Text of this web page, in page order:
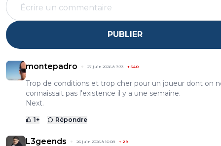
PUBLIER
montepadro 27 juin 2026 à 7:33 + 540
Trop de conditions et trop cher pour un joueur dont on
connaissait pas l'existence il y a une semaine.
Next.
1+ Répondre
L3geends 26 juin 2026 à 16:08 + 29